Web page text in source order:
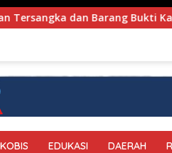
Penyelenggaraan
EDUKASI DAERAH